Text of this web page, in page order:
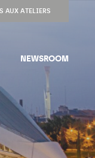
AUX ATELIERS
NEWSROOM